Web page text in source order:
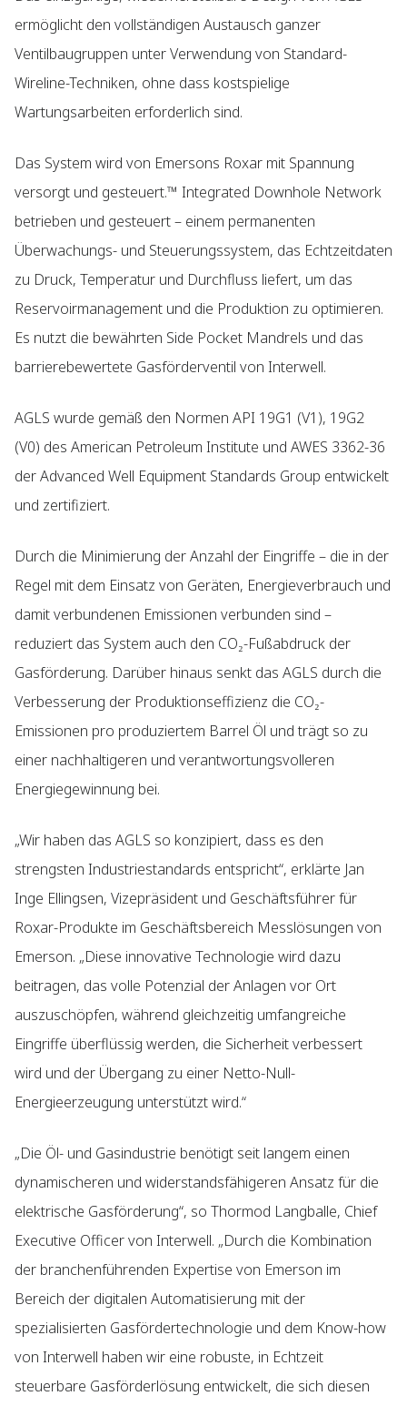
ermöglicht den vollständigen Austausch ganzer
Ventilbaugruppen unter Verwendung von Standard-
Wireline-Techniken, ohne dass kostspielige
Wartungsarbeiten erforderlich sind.
Das System wird von Emersons Roxar mit Spannung
versorgt und gesteuert.™ Integrated Downhole Network
betrieben und gesteuert – einem permanenten
Überwachungs- und Steuerungssystem, das Echtzeitdaten
zu Druck, Temperatur und Durchfluss liefert, um das
Reservoirmanagement und die Produktion zu optimieren.
Es nutzt die bewährten Side Pocket Mandrels und das
barrierebewertete Gasförderventil von Interwell.
AGLS wurde gemäß den Normen API 19G1 (V1), 19G2
(V0) des American Petroleum Institute und AWES 3362-36
der Advanced Well Equipment Standards Group entwickelt
und zertifiziert.
Durch die Minimierung der Anzahl der Eingriffe – die in der
Regel mit dem Einsatz von Geräten, Energieverbrauch und
damit verbundenen Emissionen verbunden sind –
reduziert das System auch den CO₂-Fußabdruck der
Gasförderung. Darüber hinaus senkt das AGLS durch die
Verbesserung der Produktionseffizienz die CO₂-
Emissionen pro produziertem Barrel Öl und trägt so zu
einer nachhaltigeren und verantwortungsvolleren
Energiegewinnung bei.
„Wir haben das AGLS so konzipiert, dass es den
strengsten Industriestandards entspricht“, erklärte Jan
Inge Ellingsen, Vizepräsident und Geschäftsführer für
Roxar-Produkte im Geschäftsbereich Messlösungen von
Emerson. „Diese innovative Technologie wird dazu
beitragen, das volle Potenzial der Anlagen vor Ort
auszuschöpfen, während gleichzeitig umfangreiche
Eingriffe überflüssig werden, die Sicherheit verbessert
wird und der Übergang zu einer Netto-Null-
Energieerzeugung unterstützt wird.“
„Die Öl- und Gasindustrie benötigt seit langem einen
dynamischeren und widerstandsfähigeren Ansatz für die
elektrische Gasförderung“, so Thormod Langballe, Chief
Executive Officer von Interwell. „Durch die Kombination
der branchenführenden Expertise von Emerson im
Bereich der digitalen Automatisierung mit der
spezialisierten Gasfördertechnologie und dem Know-how
von Interwell haben wir eine robuste, in Echtzeit
steuerbare Gasförderlösung entwickelt, die sich diesen